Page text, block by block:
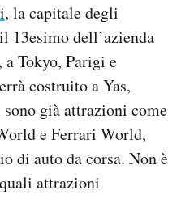
, la capitale degli
dell’azienda
Tokyo, Parigi e
costruito a Yas,
già attrazioni come
e Ferrari World,
di auto da corsa. Non è
attrazioni